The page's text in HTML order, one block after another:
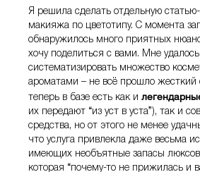
Я решила сделать отдельную
макияжа по цветотипу. С момента
обнаружилось много приятных
хочу поделиться с вами. Мне
систематизировать множество
ароматами – не всё прошло жесткий
теперь в базе есть как и
их передают “из уст в уста”), так и
средства, но от этого не менее
что услуга привлекла даже весьма
имеющих необъятные запасы
которая “почему-то не прижилась и